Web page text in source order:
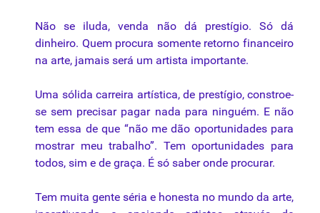
Não se iluda,venda não dá prestígio. Só dá
dinheiro. Quem procura somente retorno financeiro
na arte, jamais será um artista importante.
Uma sólida carreira artística, de prestígio, constroe-
se sem precisar pagarnada para ninguém. E não
tem essa deque “nãomedão oportunidades para
mostrar meu trabalho”. Tem oportunidades para
todos, sim e de graça. É só saberonde procurar.
Tem muita gente séria e honesta no mundo da arte,